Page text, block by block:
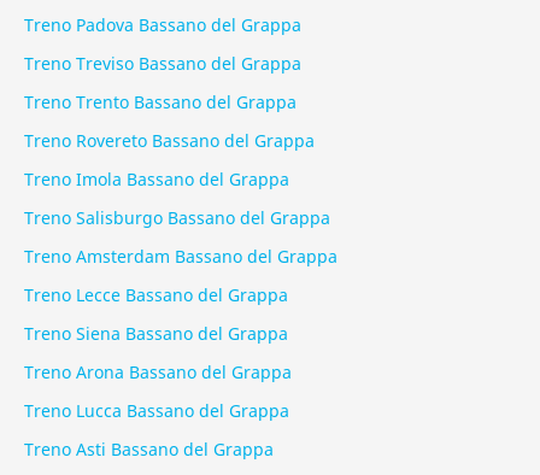
Treno Padova Bassano del Grappa
Treno Treviso Bassano del Grappa
Treno Trento Bassano del Grappa
Treno Rovereto Bassano del Grappa
Treno Imola Bassano del Grappa
Treno Salisburgo Bassano del Grappa
Treno Amsterdam Bassano del Grappa
Treno Lecce Bassano del Grappa
Treno Siena Bassano del Grappa
Treno Arona Bassano del Grappa
Treno Lucca Bassano del Grappa
Treno Asti Bassano del Grappa